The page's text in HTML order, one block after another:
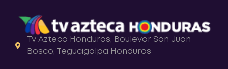
Tv Azteca Honduras, Boulevar San Juan
Bosco, Tegucigalpa Honduras